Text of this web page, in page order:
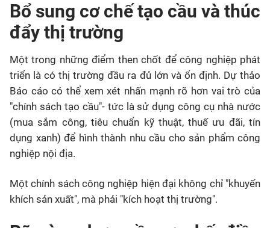
Bổ sung cơ chế tạo cầu và thúc
đẩy thị trường
Một trong những điểm then chốt để công nghiệp phát
triển là có thị trường đầu ra đủ lớn và ổn định. Dự thảo
Báo cáo có thể xem xét nhấn mạnh rõ hơn vai trò của
"chính sách tạo cầu"- tức là sử dụng công cụ nhà nước
(mua sắm công, tiêu chuẩn kỹ thuật, thuế ưu đãi, tín
dụng xanh) để hình thành nhu cầu cho sản phẩm công
nghiệp nội địa.
Một chính sách công nghiệp hiện đại không chỉ "khuyến
khích sản xuất", mà phải "kích hoạt thị trường".